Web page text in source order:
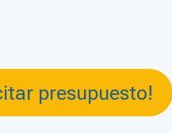
presupuesto!